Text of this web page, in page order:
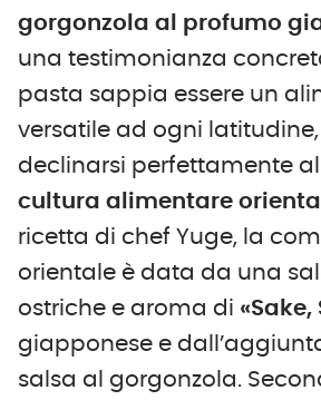
gorgonzola al profumo
una testimonianza
pasta sappia essere un
versatile ad ogni
declinarsi perfettamente
cultura alimentare
ricetta di chef Yuge, la
orientale è data da una
ostriche e aroma di «Sake,
giapponese e
salsa al gorgonzola.